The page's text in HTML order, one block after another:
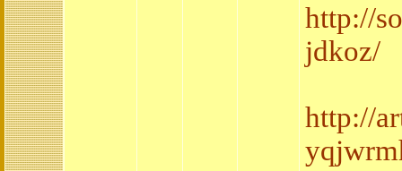
http://
jdkoz/
http://